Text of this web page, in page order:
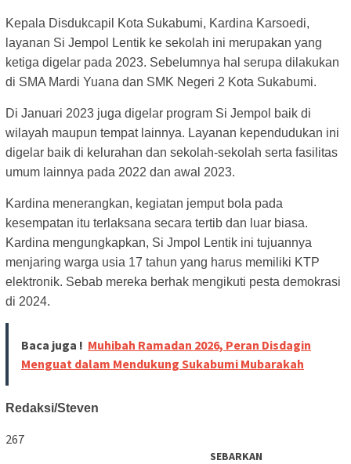
Kepala Disdukcapil Kota Sukabumi, Kardina Karsoedi,
layanan Si Jempol Lentik ke sekolah ini merupakan yang
ketiga digelar pada 2023. Sebelumnya hal serupa dilakukan
di SMA Mardi Yuana dan SMK Negeri 2 Kota Sukabumi.
Di Januari 2023 juga digelar program Si Jempol baik di
wilayah maupun tempat lainnya. Layanan kependudukan ini
digelar baik di kelurahan dan sekolah-sekolah serta fasilitas
umum lainnya pada 2022 dan awal 2023.
Kardina menerangkan, kegiatan jemput bola pada
kesempatan itu terlaksana secara tertib dan luar biasa.
Kardina mengungkapkan, Si Jmpol Lentik ini tujuannya
menjaring warga usia 17 tahun yang harus memiliki KTP
elektronik. Sebab mereka berhak mengikuti pesta demokrasi
di 2024.
Baca juga ! Muhibah Ramadan 2026, Peran Disdagin
Menguat dalam Mendukung Sukabumi Mubarakah
Redaksi/Steven
267
SEBARKAN